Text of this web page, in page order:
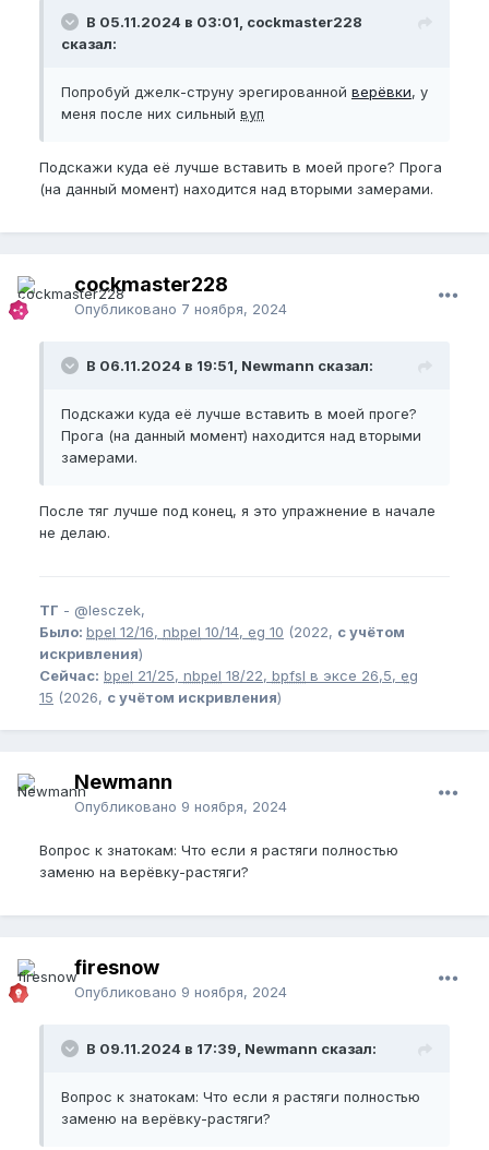
В 05.11.2024 в 03:01, cockmaster228
сказал:
Попробуй джелк-струну эрегированной верёвки, у
меня после них сильный вуп
Подскажи куда её лучше вставить в моей проге? Прога
(на данный момент) находится над вторыми замерами.
cockmaster228
Опубликовано 7 ноября, 2024
В 06.11.2024 в 19:51, Newmann сказал:
Подскажи куда её лучше вставить в моей проге?
Прога (на данный момент) находится над вторыми
замерами.
После тяг лучше под конец, я это упражнение в начале
не делаю.
ТГ - @lesczek,
Было: bpel 12/16, nbpel 10/14, eg 10 (2022, с учётом
искривления)
Сейчас: bpel 21/25, nbpel 18/22, bpfsl в эксе 26,5, eg
15 (2026, с учётом искривления)
Newmann
Опубликовано 9 ноября, 2024
Вопрос к знатокам: Что если я растяги полностью
заменю на верёвку-растяги?
firesnow
Опубликовано 9 ноября, 2024
В 09.11.2024 в 17:39, Newmann сказал:
Вопрос к знатокам: Что если я растяги полностью
заменю на верёвку-растяги?